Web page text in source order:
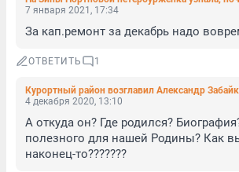
7 января 2021, 17:34
За кап.ремонт за декабрь надо
ОТВЕТИТЬ 1
Курортный район возглавил Александр
4 декабря 2020, 13:10
А откуда он? Где родился?
полезного для нашей Родины? Как
наконец-то???????